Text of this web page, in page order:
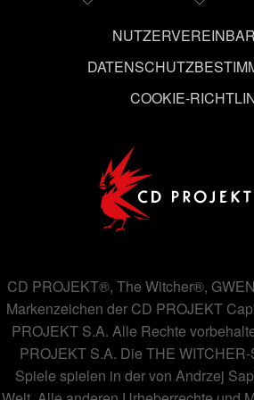
ändern kannst.
COOKIE-
CD PROJEKT®, The Witcher®,
Markenzeichen der CD PROJEKT
PROJEKT S.A. Alle Rechte
PROJEKT S.A. Die THE
Spiele spielen in der von Andrzej